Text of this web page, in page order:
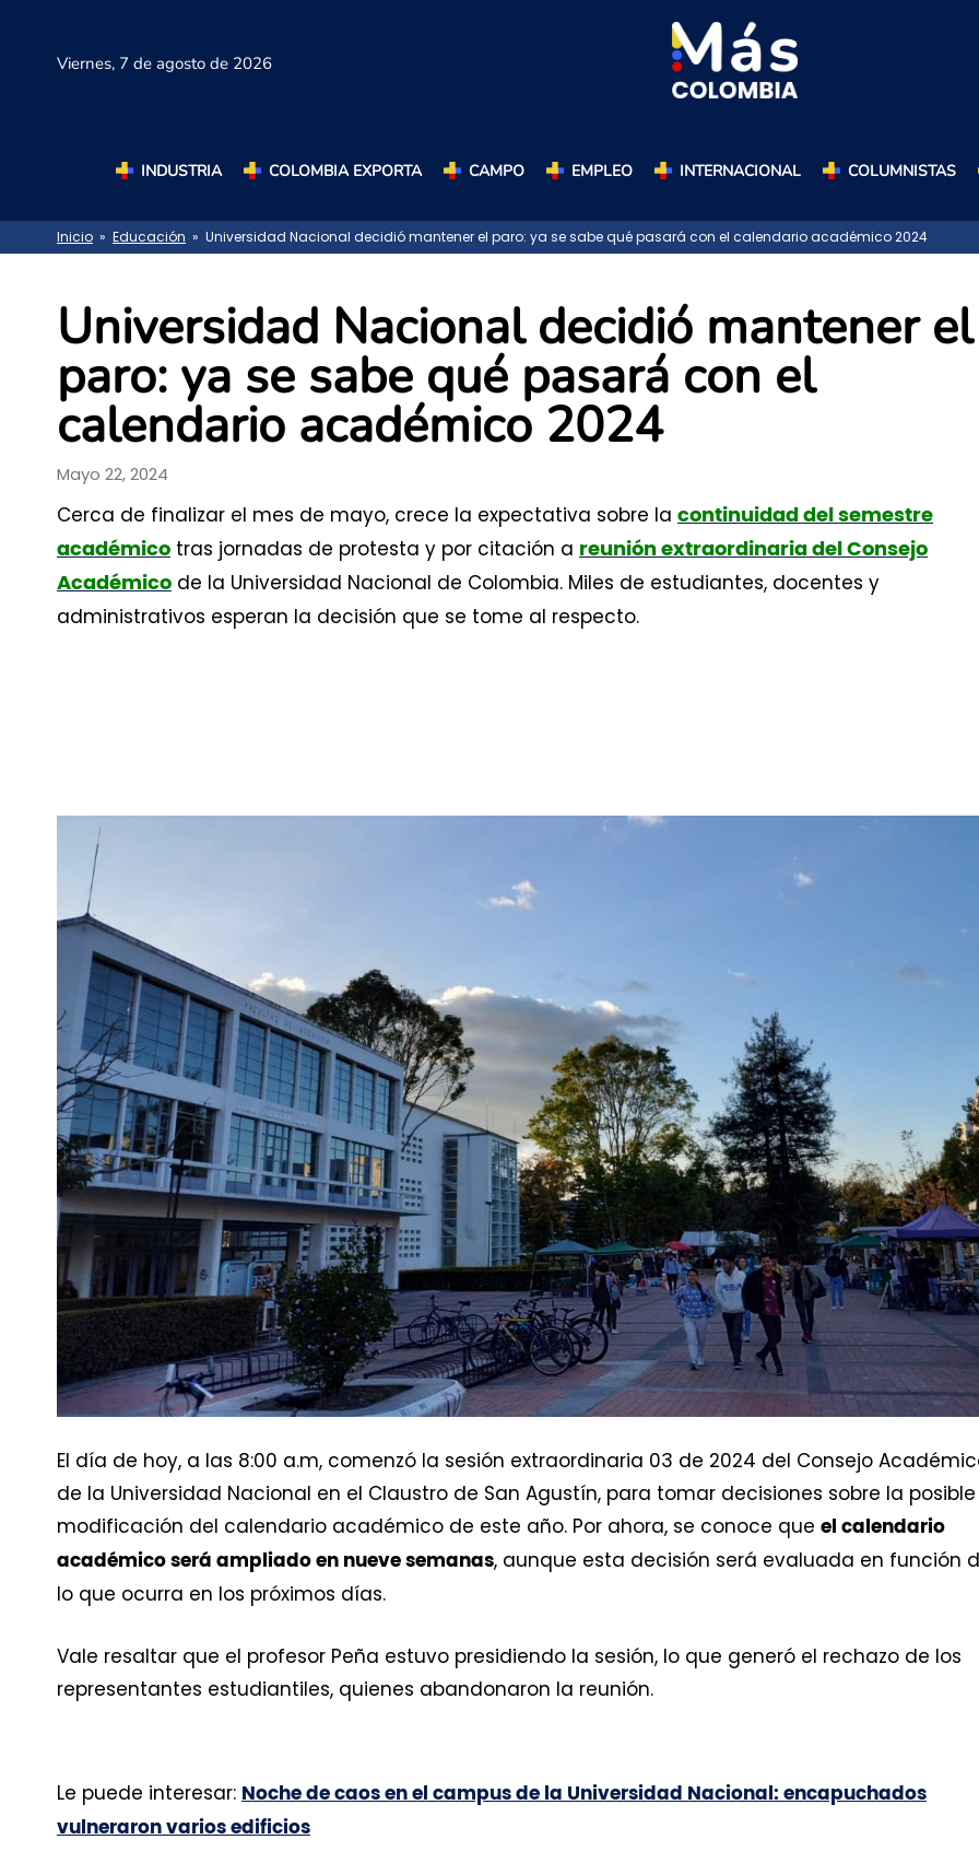
Viernes, 7 de agosto de 2026
INDUSTRIA COLOMBIA EXPORTA CAMPO EMPLEO INTERNACIONAL COLUMNISTAS
Inicio » Educación » Universidad Nacional decidió mantener el paro: ya se sabe qué pasará con el calendario académico 2024
Universidad Nacional decidió mantener el
paro: ya se sabe qué pasará con el
calendario académico 2024
Mayo 22, 2024
Cerca de finalizar el mes de mayo, crece la expectativa sobre la continuidad del semestre
académico tras jornadas de protesta y por citación a reunión extraordinaria del Consejo
Académico de la Universidad Nacional de Colombia. Miles de estudiantes, docentes y
administrativos esperan la decisión que se tome al respecto.
El día de hoy, a las 8:00 a.m, comenzó la sesión extraordinaria 03 de 2024 del Consejo
de la Universidad Nacional en el Claustro de San Agustín, para tomar decisiones sobre la posible
modificación del calendario académico de este año. Por ahora, se conoce que el calendario
académico será ampliado en nueve semanas, aunque esta decisión será evaluada en función
lo que ocurra en los próximos días.
Vale resaltar que el profesor Peña estuvo presidiendo la sesión, lo que generó el rechazo de los
representantes estudiantiles, quienes abandonaron la reunión.
Le puede interesar: Noche de caos en el campus de la Universidad Nacional: encapuchados
vulneraron varios edificios